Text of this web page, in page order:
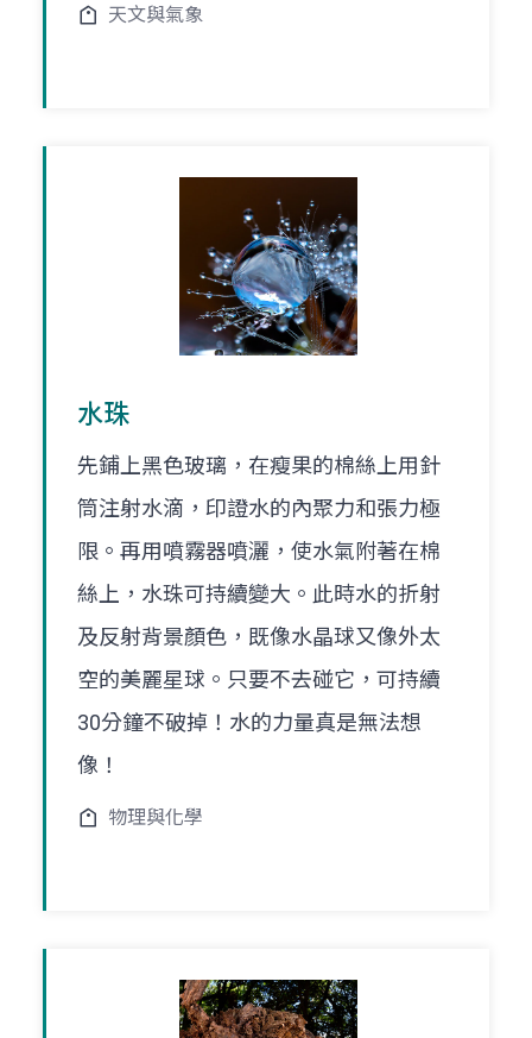
天文與氣象
水珠
先鋪上黑色玻璃，在瘦果的棉絲上用針
筒注射水滴，印證水的內聚力和張力極
限。再用噴霧器噴灑，使水氣附著在棉
絲上，水珠可持續變大。此時水的折射
及反射背景顏色，既像水晶球又像外太
空的美麗星球。只要不去碰它，可持續
30分鐘不破掉！水的力量真是無法想
像！
物理與化學